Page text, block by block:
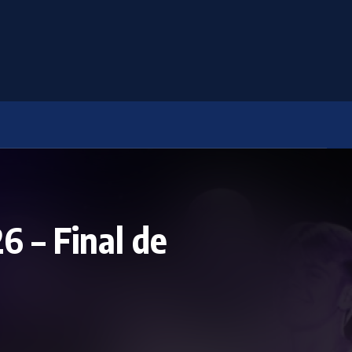
– Final de